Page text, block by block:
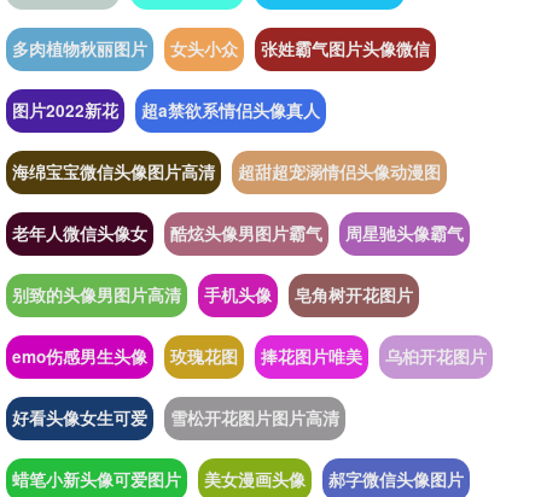
多肉植物秋丽图片 女头小众 张姓霸气图片头像微信
图片2022新花 超a禁欲系情侣头像真人
海绵宝宝微信头像图片高清 超甜超宠溺情侣头像动漫图
老年人微信头像女 酷炫头像男图片霸气 周星驰头像霸气
别致的头像男图片高清 手机头像 皂角树开花图片
emo伤感男生头像 玫瑰花图 捧花图片唯美 乌桕开花图片
好看头像女生可爱 雪松开花图片图片高清
蜡笔小新头像可爱图片 美女漫画头像 郝字微信头像图片